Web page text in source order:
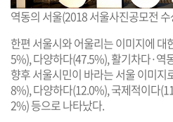
역동의 서울(2018 서울사진공모전
한편 서울시와 어울리는 이미지에 대
5%), 다양하다(47.5%), 활기차다·역
향후 서울시민이 바라는 서울 이미
8%), 다양하다(12.0%), 국제적이다
2%) 등으로 나타났다.